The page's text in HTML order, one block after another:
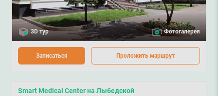
3D тур Фотогалерея
Записаться Проложить маршрут
Smart Medical Center на Лыбедской